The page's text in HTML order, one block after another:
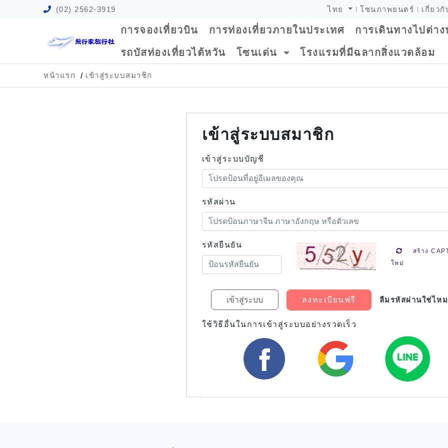
(02) 2562-3919 ไทย โซนภาพยนตร์ เกี่ยวกั
การจองเที่ยวบิน การท่องเที่ยวภายในประเทศ การเดินทางไปต่าง
รถบัสท่องเที่ยวไต้หวัน โซนเด่น โรงแรมที่มีฉลากสิ่งแวดล้อม
หน้าแรก เข้าสู่ระบบสมาชิก
เข้าสู่ระบบสมาชิก
เข้าสู่ระบบบัญชี
รหัสผ่าน
รหัสยืนยัน
สร้าง
ใหม่
ลงทะเบียนฟรี ลืมรหัสผ่านใช่ไห
ใช้วิธีอื่นในการเข้าสู่ระบบอย่างรวดเร็ว